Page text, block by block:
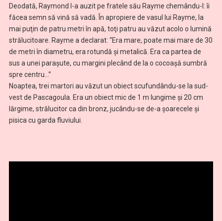
Deodată, Raymond l-a auzit pe fratele său Rayme chemându-l: îi
făcea semn să vină să vadă. În apropiere de vasul lui Rayme, la
mai puţin de patru metri în apă, toţi patru au văzut acolo o lumină
strălucitoare. Rayme a declarat: “Era mare, poate mai mare de 30
de metri în diametru, era rotundă şi metalică. Era ca partea de
sus a unei paraşute, cu margini plecând de la o cocoaşă sumbră
spre centru…”
Noaptea, trei martori au văzut un obiect scufundându-se la sud-
vest de Pascagoula. Era un obiect mic de 1 m lungime şi 20 cm
lărgime, strălucitor ca din bronz, jucându-se de-a şoarecele şi
pisica cu garda fluviului.